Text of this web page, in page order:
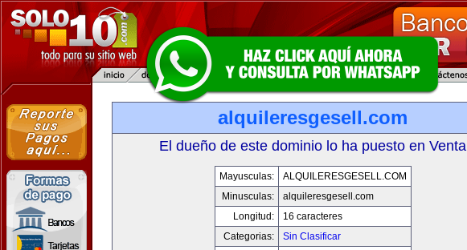
alquileresgesell.com
El dueño de este dominio lo ha puesto en Venta
Mayusculas:
ALQUILERESGESELL.COM
Minusculas:
alquileresgesell.com
Longitud:
16 caracteres
Categorias:
Sin Clasificar